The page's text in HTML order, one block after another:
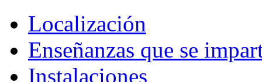
Localización
Enseñanzas que se
Instalaciones